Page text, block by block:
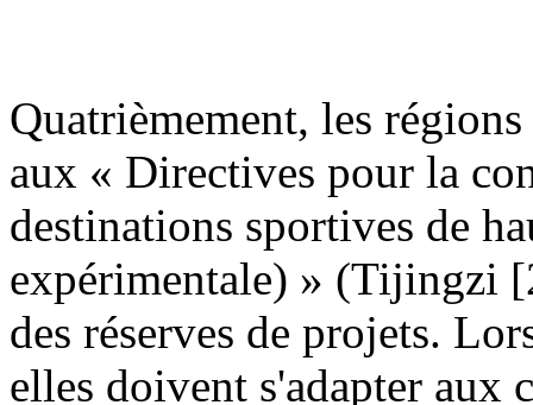
Quatrièmement, les
aux « Directives pour la
destinations sportives de
expérimentale) » (Tijingzi
des réserves de projets.
elles doivent s'adapter aux